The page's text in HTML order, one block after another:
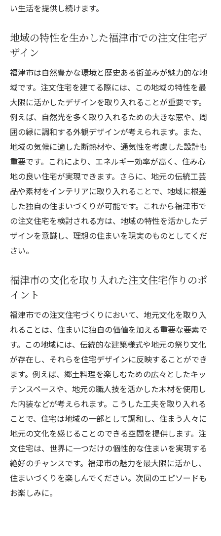
い生活を提供し続けます。
地域の特性を生かした福津市での注文住宅デ
ザイン
福津市は自然豊かな環境と歴史ある街並みが魅力的な地
域です。注文住宅を建てる際には、この地域の特性を最
大限に活かしたデザインを取り入れることが重要です。
例えば、自然光を多く取り入れるための大きな窓や、周
囲の緑に調和する外観デザインが考えられます。また、
地域の気候に適した断熱材や、通気性を考慮した設計も
重要です。これにより、エネルギー効率が高く、住み心
地の良い住宅が実現できます。さらに、地元の伝統工芸
品や素材をインテリアに取り入れることで、地域に根差
した独自の住まいづくりが可能です。これから福津市で
の注文住宅を検討される方は、地域の特性を活かしたデ
ザインを意識し、理想の住まいを現実のものとしてくだ
さい。
福津市の文化を取り入れた注文住宅作りのポ
イント
福津市での注文住宅づくりにおいて、地元文化を取り入
れることは、住まいに独自の価値を加える重要な要素で
す。この地域には、伝統的な建築様式や地元の祭り文化
が存在し、それらを住宅デザインに反映することができ
ます。例えば、郷土料理を楽しむための広々としたキッ
チンスペースや、地元の職人技を活かした木材を使用し
た内装などが考えられます。こうした工夫を取り入れる
ことで、住宅は地域の一部として調和し、住まう人々に
地元の文化を感じることのできる空間を提供します。注
文住宅は、世界に一つだけの個性的な住まいを実現する
絶好のチャンスです。福津市の魅力を最大限に活かし、
住まいづくりを楽しんでください。次回のエピソードも
お楽しみに。